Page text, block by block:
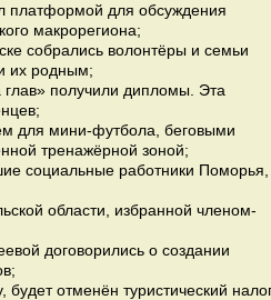
платформой для обсуждения
макрорегиона;
собрались волонтёры и семьи
их родным;
глав» получили дипломы. Эта
для мини-футбола, беговыми
тренажёрной зоной;
социальные работники Поморья,
области, избранной членом-
договорились о создании
отменён туристический